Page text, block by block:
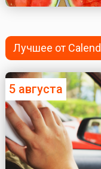
Лучшее от
5 августа